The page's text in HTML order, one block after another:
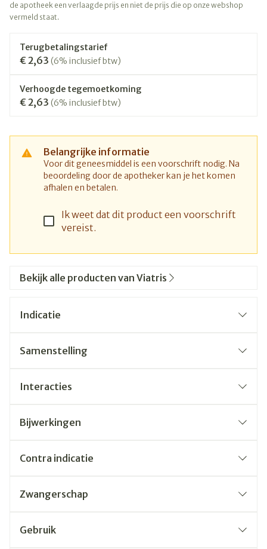
de apotheek een verlaagde prijs en niet de prijs die op onze webshop
vermeld staat.
Terugbetalingstarief
€ 2,63 (6% inclusief btw)
Verhoogde tegemoetkoming
€ 2,63 (6% inclusief btw)
Belangrijke informatie
Voor dit geneesmiddel is een voorschrift nodig. Na
beoordeling door de apotheker kan je het komen
afhalen en betalen.
Ik weet dat dit product een voorschrift
vereist.
Bekijk alle producten van Viatris
Indicatie
Samenstelling
Interacties
Bijwerkingen
Contra indicatie
Zwangerschap
Gebruik